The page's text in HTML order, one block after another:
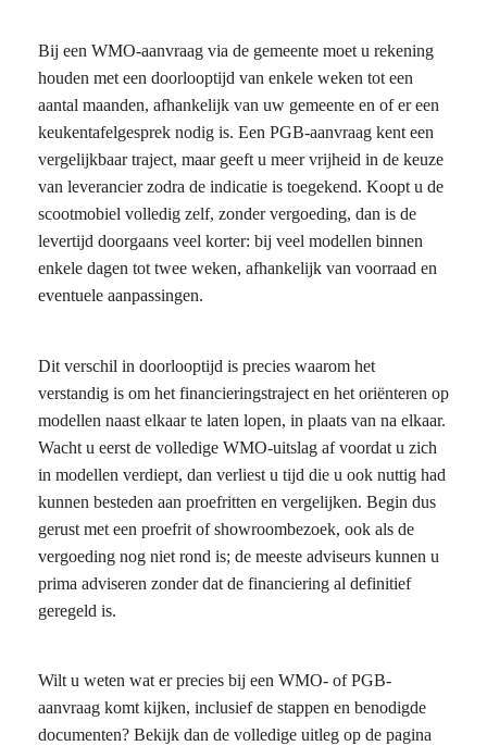
Bij een WMO-aanvraag via de gemeente moet u rekening
houden met een doorlooptijd van enkele weken tot een
aantal maanden, afhankelijk van uw gemeente en of er een
keukentafelgesprek nodig is. Een PGB-aanvraag kent een
vergelijkbaar traject, maar geeft u meer vrijheid in de keuze
van leverancier zodra de indicatie is toegekend. Koopt u de
scootmobiel volledig zelf, zonder vergoeding, dan is de
levertijd doorgaans veel korter: bij veel modellen binnen
enkele dagen tot twee weken, afhankelijk van voorraad en
eventuele aanpassingen.
Dit verschil in doorlooptijd is precies waarom het
verstandig is om het financieringstraject en het oriënteren op
modellen naast elkaar te laten lopen, in plaats van na elkaar.
Wacht u eerst de volledige WMO-uitslag af voordat u zich
in modellen verdiept, dan verliest u tijd die u ook nuttig had
kunnen besteden aan proefritten en vergelijken. Begin dus
gerust met een proefrit of showroombezoek, ook als de
vergoeding nog niet rond is; de meeste adviseurs kunnen u
prima adviseren zonder dat de financiering al definitief
geregeld is.
Wilt u weten wat er precies bij een WMO- of PGB-
aanvraag komt kijken, inclusief de stappen en benodigde
documenten? Bekijk dan de volledige uitleg op de pagina